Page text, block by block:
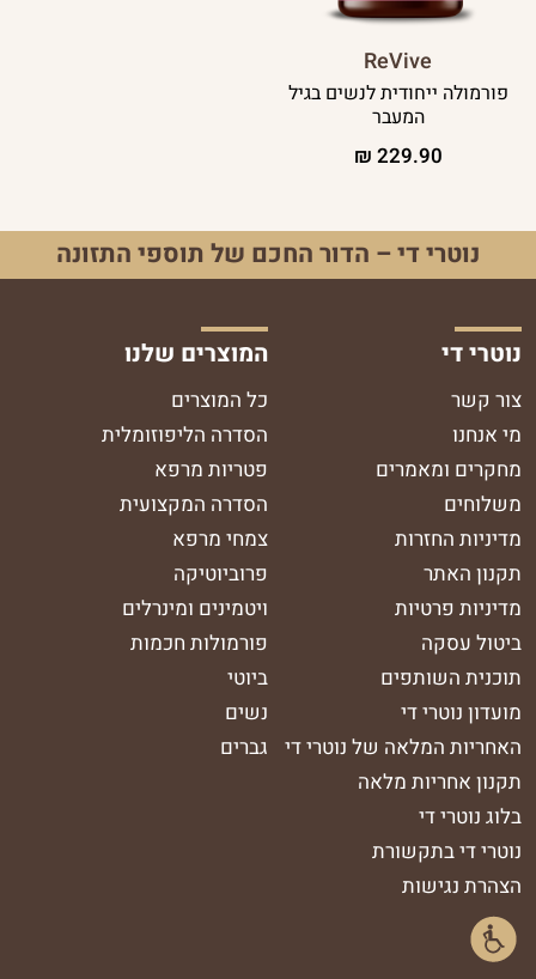
ReVive
פורמולה ייחודית לנשים בגיל
המעבר
229.90
₪
נוטרי די – הדור החכם של תוספי התזונה
נוטרי די
צור קשר
מי אנחנו
מחקרים ומאמרים
משלוחים
מדיניות החזרות
תקנון האתר
מדיניות פרטיות
ביטול עסקה
תוכנית השותפים
מועדון נוטרי די
האחריות המלאה של נוטרי די
תקנון אחריות מלאה
בלוג נוטרי די
נוטרי די בתקשורת
הצהרת נגישות
המוצרים שלנו
כל המוצרים
הסדרה הליפוזומלית
פטריות מרפא
הסדרה המקצועית
צמחי מרפא
פרוביוטיקה
ויטמינים ומינרלים
פורמולות חכמות
ביוטי
נשים
גברים